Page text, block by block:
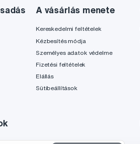
A vásárlás menete
Kereskedelmi feltételek
Kézbesítés módja
Személyes adatok védelme
Fizetési feltételek
Elállás
Sütibeállítások